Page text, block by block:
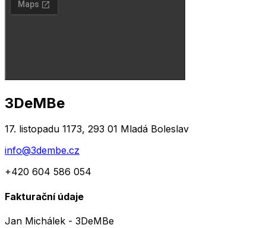
3DeMBe
17. listopadu 1173, 293 01 Mladá Boleslav
info@3dembe.cz
+420 604 586 054
Fakturační údaje
Jan Michálek - 3DeMBe